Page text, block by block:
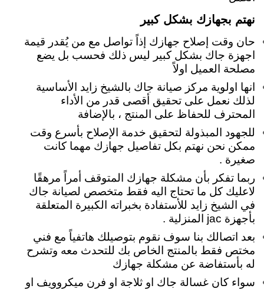
نهتم بجهازك بشكل كبير
حان وقت إصلاح جهازك إذاً تواصل مع من يُقدر قيمة
اجهزة جاك بشكل كبير ليس ذلك فحسب بل يضع
مصلحة العميل اولاً
انها اولوية مركز صيانة جاك بالشيخ زايد الأساسية
لذلك نعمل على تحقيق أقصى قدر من الأداء
المحترف للحفاظ على المنتج ، بالإضافة
للجهود المبذولة لتحقيق خدمة الإصلاح بأسرع وقت
ممكن نحن نهتم بكل تفاصيل جهازك مهما كانت
صغيرة .
ربما تفكر بأن مشكلة جهازك المتوقف أمراً مرهقًا
لاعليك كل ما تحتاج اليه فقط متخصص لصيانة جاك
في الشيخ زايد للأستفادة بخبراته الكبيرة المتعلقة
بأجهزة jac المنزلية .
بعد اتصالك بنا سوف نقوم بتوصيلك هاتفياً مع فني
مختص فقط بالمنتج الخاص بك للتحدث معه وتشرح
له بأستفاضة عن مشكلة جهازك
سواء كان غسالة جاك او ثلاجة او فرن ميكروويف او